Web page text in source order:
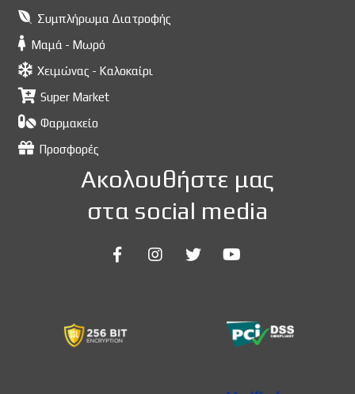
Συμπλήρωμα Διατροφής
Μαμά - Μωρό
Χειμώνας - Καλοκαίρι
Super Market
Φαρμακείο
Προσφορές
Ακολουθήστε μας
στα social media